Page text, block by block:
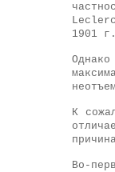
1901
К
Во-